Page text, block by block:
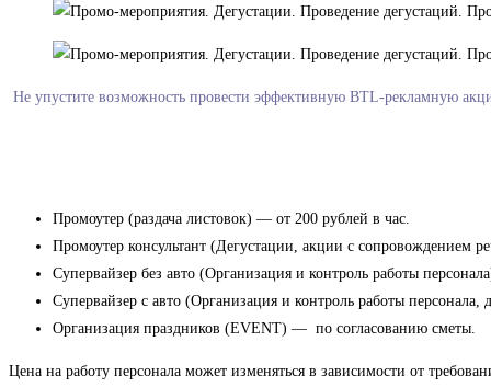
Не упустите возможность провести эффективную BTL-рекламную
Промоутер (раздача листовок) — от 200 рублей в час.
Промоутер консультант (Дегустации, акции с сопровождением
Супервайзер без авто (Организация и контроль работы
Супервайзер с авто (Организация и контроль работы
Организация праздников (EVENT) — по согласованию сметы.
Цена на работу персонала может изменяться в зависимости от